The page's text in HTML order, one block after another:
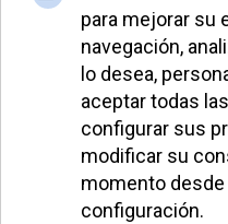
RTVE quiere
instalaciones
para crear una
ESPE RONDA NOTICIAS DE